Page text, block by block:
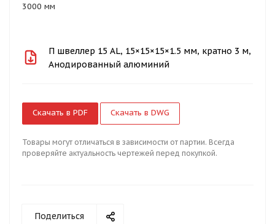
3000 мм
П швеллер 15 AL, 15×15×15×1.5 мм, кратно 3 м,
Анодированный алюминий
Скачать в PDF Скачать в DWG
Товары могут отличаться в зависимости от партии. Всегда
проверяйте актуальность чертежей перед покупкой.
Поделиться